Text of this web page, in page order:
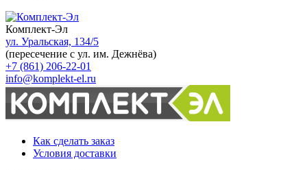
Комплект-Эл
ул. Уральская, 134/5
(пересечение с ул. им. Дежнёва)
+7 (861) 206-22-01
info@komplekt-el.ru
Как сделать заказ
Условия доставки